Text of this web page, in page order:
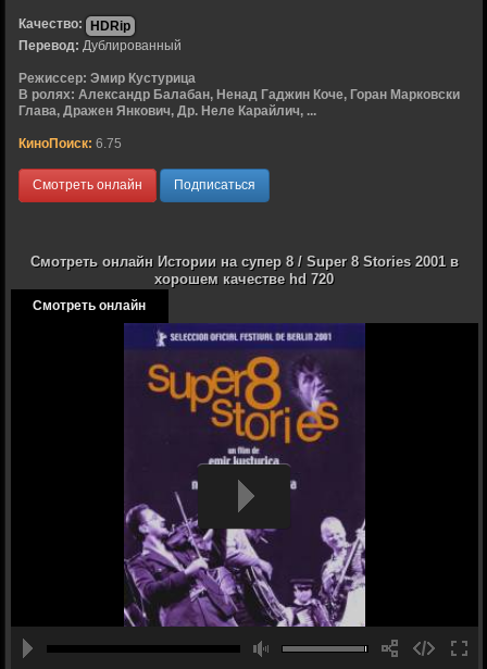
Качество: HDRip
Перевод: Дублированный
Режиссер: Эмир Кустурица
В ролях: Александр Балабан, Ненад Гаджин Коче, Горан Марковски
Глава, Дражен Янкович, Др. Неле Карайлич, ...
КиноПоиск: 6.75
Смотреть онлайн Подписаться
Смотреть онлайн Истории на супер 8 / Super 8 Stories 2001 в
хорошем качестве hd 720
Смотреть онлайн